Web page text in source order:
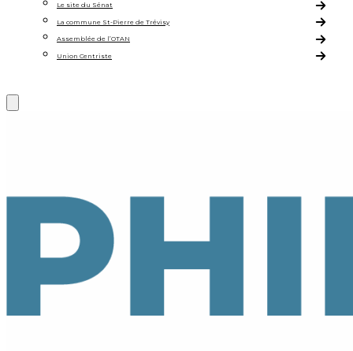
Le site du Sénat
La commune St-Pierre de Trévisy
Assemblée de l’OTAN
Union Centriste